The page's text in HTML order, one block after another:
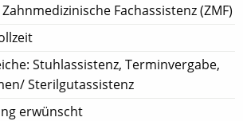
Fachassistenz (ZMF)
Stuhlassistenz, Terminvergabe,
Sterilgutassistenz
erwünscht